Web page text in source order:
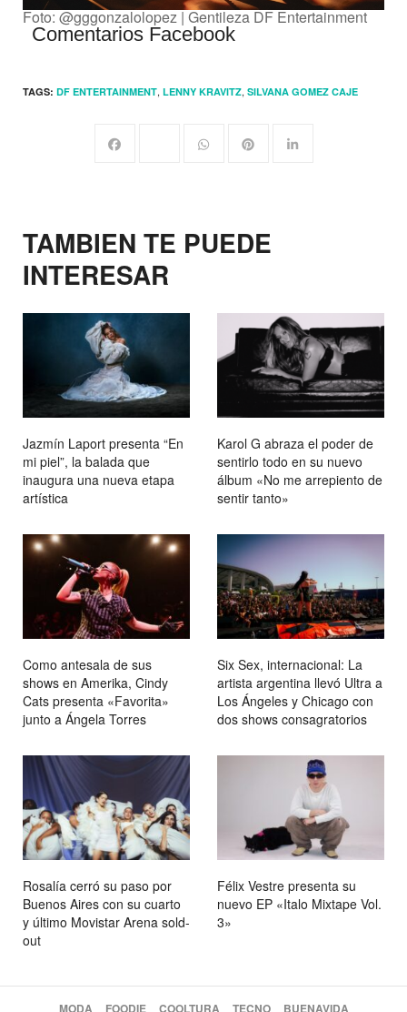
Foto: @gggonzalolopez | Gentileza DF Entertainment
Comentarios Facebook
TAGS: DF ENTERTAINMENT, LENNY KRAVITZ, SILVANA GOMEZ CAJE
TAMBIEN TE PUEDE
INTERESAR
Jazmín Laport presenta “En
mi piel”, la balada que
inaugura una nueva etapa
artística
Karol G abraza el poder de
sentirlo todo en su nuevo
álbum «No me arrepiento de
sentir tanto»
Como antesala de sus
shows en Amerika, Cindy
Cats presenta «Favorita»
junto a Ángela Torres
Six Sex, internacional: La
artista argentina llevó Ultra a
Los Ángeles y Chicago con
dos shows consagratorios
Rosalía cerró su paso por
Buenos Aires con su cuarto
y último Movistar Arena sold-
out
Félix Vestre presenta su
nuevo EP «Italo Mixtape Vol.
3»
MODA FOODIE COOLTURA TECNO BUENAVIDA